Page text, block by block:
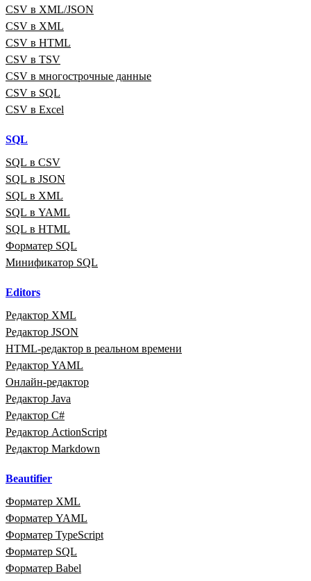
CSV в XML/JSON
CSV в XML
CSV в HTML
CSV в TSV
CSV в многострочные данные
CSV в SQL
CSV в Excel
SQL
SQL в CSV
SQL в JSON
SQL в XML
SQL в YAML
SQL в HTML
Форматер SQL
Минификатор SQL
Editors
Редактор XML
Редактор JSON
HTML‑редактор в реальном времени
Редактор YAML
Онлайн‑редактор
Редактор Java
Редактор C#
Редактор ActionScript
Редактор Markdown
Beautifier
Форматер XML
Форматер YAML
Форматер TypeScript
Форматер SQL
Форматер Babel